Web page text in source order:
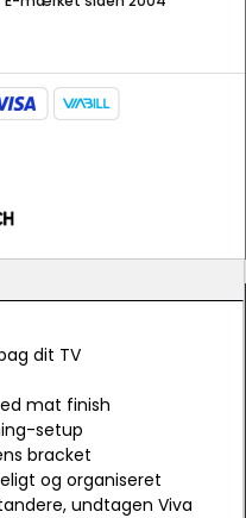
dit TV
mat finish
setup
bracket
og organiseret
undtagen Viva